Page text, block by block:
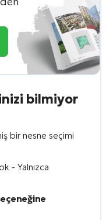
bilmiyor
bir nesne seçimi
- Yalnızca